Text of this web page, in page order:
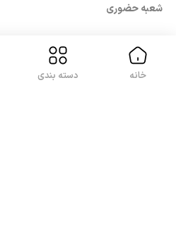
شعبه حضوری
با ما همراه باشید
خانه دسته بندی